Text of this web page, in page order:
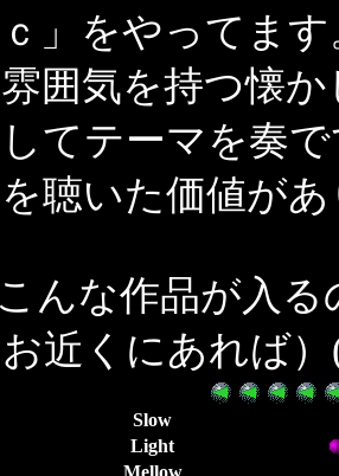
」をやってま
囲気を持つ懐
てテーマを奏
聴いた価値が
んな作品が入る
お近くにあれば
Slow
Light
Mellow